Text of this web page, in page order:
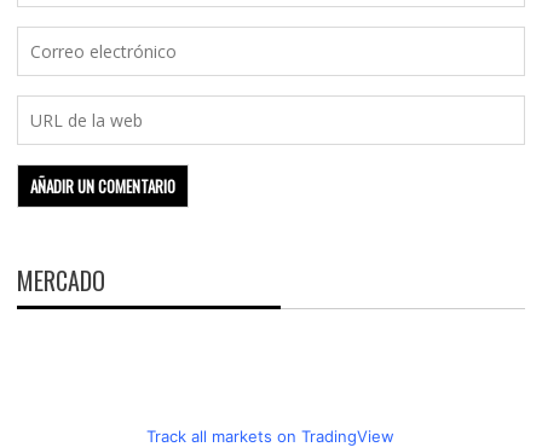
MERCADO
Track all markets on TradingView